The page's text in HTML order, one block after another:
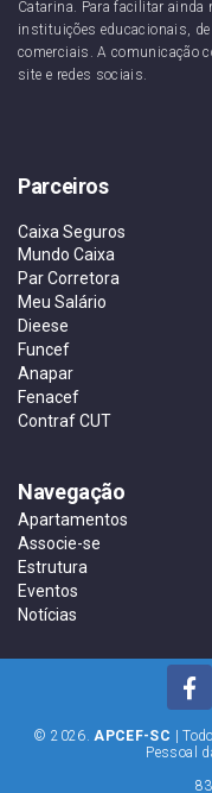
Catarina. Para facilitar ainda
instituições educacionais,
comerciais. A comunicação
site e redes sociais.
Parceiros
Caixa Seguros
Mundo Caixa
Par Corretora
Meu Salário
Dieese
Funcef
Anapar
Fenacef
Contraf CUT
Navegação
Apartamentos
Associe-se
Estrutura
Eventos
Notícias
© 2026.APCEF-SC |
Pessoal